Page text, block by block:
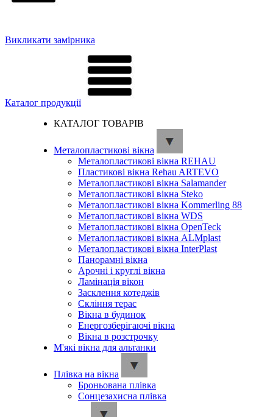
Викликати замірника
Каталог продукції
КАТАЛОГ ТОВАРІВ
Металопластикові вікна
Металопластикові вікна REHAU
Пластикові вікна Rehau ARTEVO
Металопластикові вікна Salamander
Металопластикові вікна Steko
Металопластикові вікна Kommerling 88
Металопластикові вікна WDS
Металопластикові вікна OpenTeck
Металопластикові вікна ALMplast
Металопластикові вікна InterPlast
Панорамні вікна
Арочні і круглі вікна
Ламінація вікон
Засклення котеджів
Скління терас
Вікна в будинок
Енергозберігаючі вікна
Вікна в розстрочку
М'які вікна для альтанки
Плівка на вікна
Броньована плівка
Сонцезахисна плівка